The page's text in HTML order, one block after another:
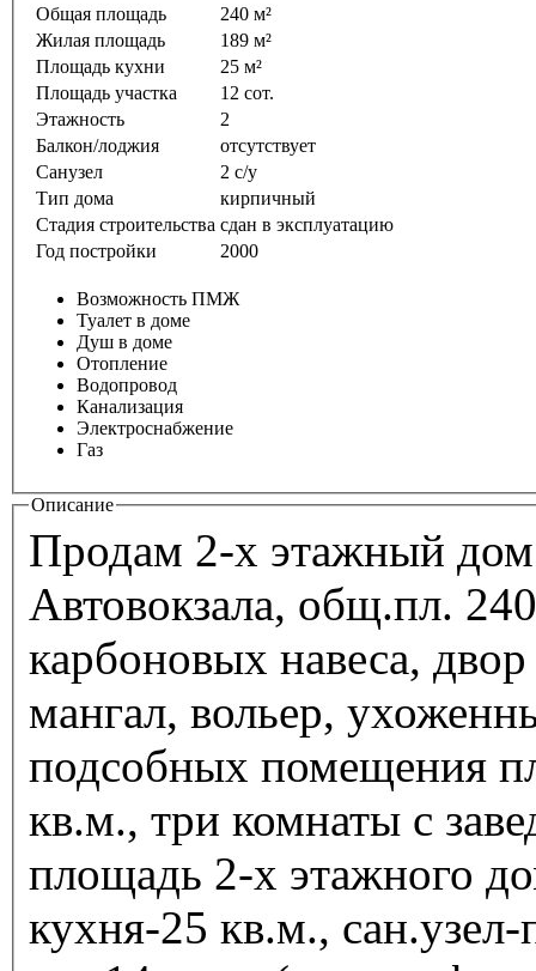
Общая площадь
240 м²
Жилая площадь
189 м²
Площадь кухни
25 м²
Площадь участка
12 сот.
Этажность
2
Балкон/лоджия
отсутствует
Санузел
2 с/у
Тип дома
кирпичный
Стадия строительства сдан в эксплуатацию
Год постройки
2000
Возможность ПМЖ
Туалет в доме
Душ в доме
Отопление
Водопровод
Канализация
Электроснабжение
Газ
Описание
Продам 2-х этажный дом (2000 г.) , Пятигорск, район
Автовокзала, общ.пл. 240
карбоновых навеса, двор плитка, за домом навес для дров,
мангал, вольер,
подсобных помещения
кв.м., три комнаты с заведенными коммуникациями. Жилая
площадь 2-х этажного дома 189 кв.м. 1-й этаж: зал-30 кв.м.,
кухня-25 кв.м.,